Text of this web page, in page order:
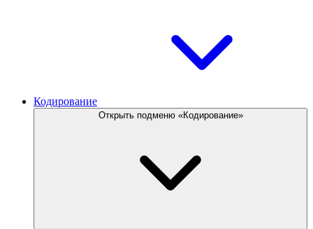
Кодирование
Открыть подменю «Кодирование»